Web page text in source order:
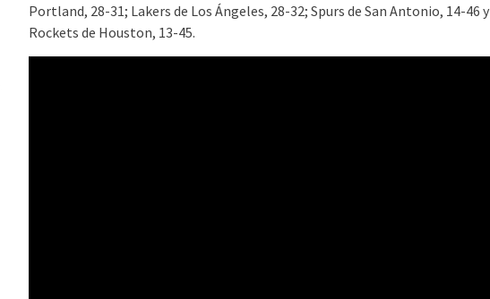
Portland, 28-31; Lakers de Los Ángeles, 28-32; Spurs de San Antonio, 14-46 y
Rockets de Houston, 13-45.